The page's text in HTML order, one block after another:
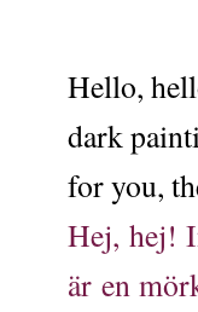
Hello,
dark
for you,
Hej, hej!
är en